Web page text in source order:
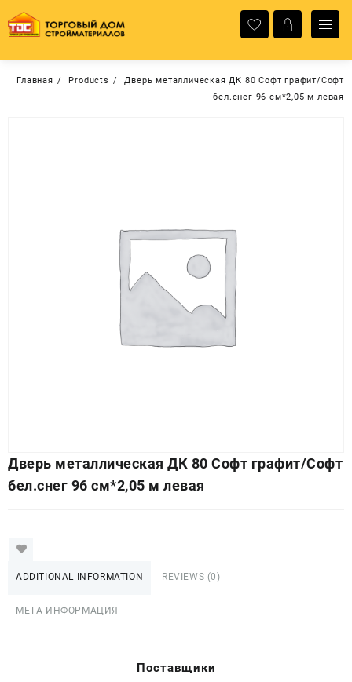
содержимому
Главная Products
Дверь металлическая ДК 80 Софт графит/Софт
бел.снег 96 см*2,05 м левая
Дверь металлическая ДК 80 Софт графит/Софт
бел.снег 96 см*2,05 м левая
ADDITIONAL INFORMATION REVIEWS (0)
МЕТА ИНФОРМАЦИЯ
Поставщики